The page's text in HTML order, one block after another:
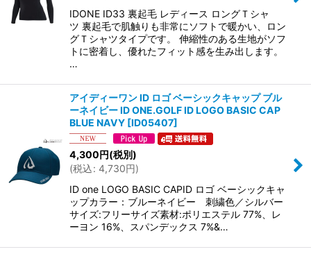
IDONE ID33 裏起毛 レディース ロングＴシャ
ツ 裏起毛で肌触りも非常にソフトで暖かい、ロン
グＴシャツタイプです。 伸縮性のある生地がソフ
トに密着し、優れたフィット感を生み出します。
…
アイディーワン ID ロゴ ベーシックキャップ ブル
ーネイビー ID ONE.GOLF ID LOGO BASIC CAP
BLUE NAVY [ID05407]
4,300円(税別)
(税込: 4,730円)
ID one LOGO BASIC CAPID ロゴ ベーシックキャ
ップカラー：ブルーネイビー 刺繍色／シルバー
サイズ:フリーサイズ素材:ポリエステル 77%、レ
ーヨン 16%、スパンデックス 7%&…